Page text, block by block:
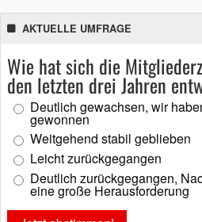
AKTUELLE UMFRAGE
Wie hat sich die
den letzten drei Jahren
Deutlich gewachsen, wir
gewonnen
Weitgehend stabil geblieben
Leicht zurückgegangen
Deutlich zurückgegangen,
eine große Herausforderung